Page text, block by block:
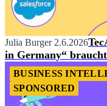
Julia Burger 2.6.2026
in Germany“
BUSINESS
SPONSORED